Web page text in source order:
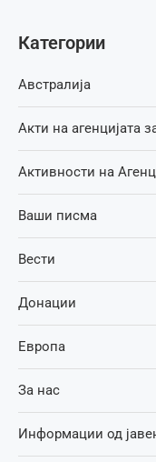
Категории
Австралија
Акти на агенцијата
Активности на
Ваши писма
Вести
Донации
Европа
За нас
Информации од